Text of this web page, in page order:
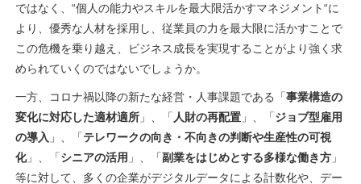
ではなく、“個人の能力やスキルを最大限活かすマネジメント“に
より、優秀な人材を採用し、従業員の力を最大限に活かすことで
この危機を乗り越え、ビジネス成長を実現することがより強く求
められていくのではないでしょうか。
一方、コロナ禍以降の新たな経営・人事課題である「事業構造の
変化に対応した適材適所」、「 人財の再配置」、「ジョブ型雇用
の導入 」、「テレワークの向き・不向きの判断や生産性の可視
化」、「シニアの活用 」、「副業をはじめとする多様な働き方」
等に対して、多くの企業がデジタルデータによる計数化や、デー